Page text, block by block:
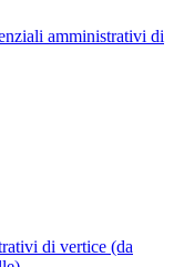
amministrativi di
di vertice (da